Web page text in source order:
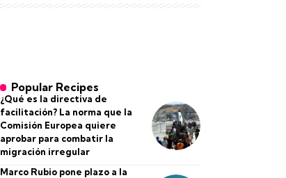
Popular Recipes
¿Qué es la directiva de
facilitación? La norma que la
Comisión Europea quiere
aprobar para combatir la
migración irregular
Marco Rubio pone plazo a la